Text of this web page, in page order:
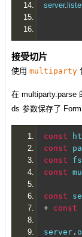
server.
接受切片
使用 multiparty
在 multiparty.parse
ds 参数保存了
const
const
const
const
const
+ const
server .